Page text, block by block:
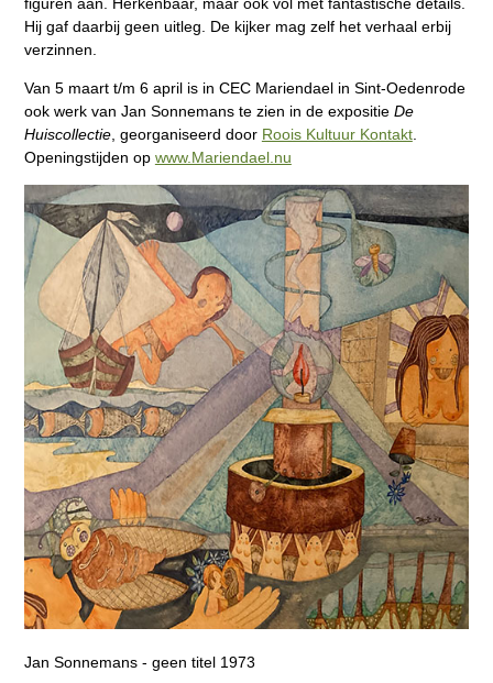
Hij gaf daarbij geen uitleg. De kijker mag zelf het verhaal erbij
verzinnen.
Van 5 maart t/m 6 april is in CEC Mariendael in Sint-Oedenrode
ook werk van Jan Sonnemans te zien in de expositie De
Huiscollectie, georganiseerd door Roois Kultuur Kontakt.
Openingstijden op www.Mariendael.nu
Jan Sonnemans - geen titel 1973